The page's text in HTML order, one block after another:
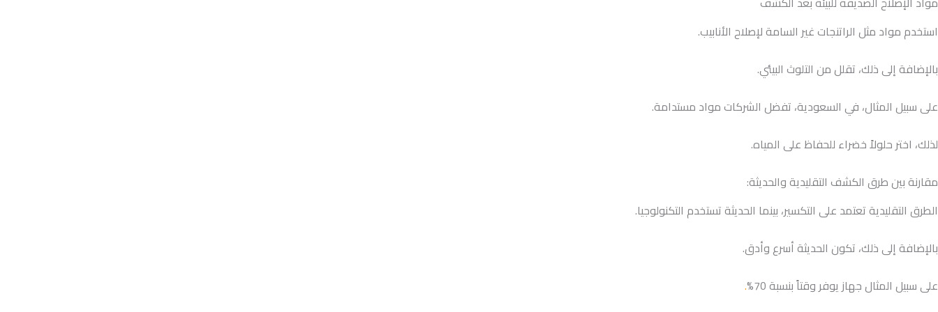
استخدم مواد مثل الراتنجات غير السامة لإصلاح الأنابيب.
بالإضافة إلى ذلك، تقلل من التلوث البيئي.
على سبيل المثال، في السعودية، تفضل الشركات مواد مستدامة.
لذلك، اختر حلولاً خضراء للحفاظ على المياه.
مقارنة بين طرق الكشف التقليدية والحديثة:
الطرق التقليدية تعتمد على التكسير، بينما الحديثة تستخدم التكنولوجيا.
بالإضافة إلى ذلك، تكون الحديثة أسرع وأدق.
على سبيل المثال جهاز يوفر وقتاً بنسبة 70%
.